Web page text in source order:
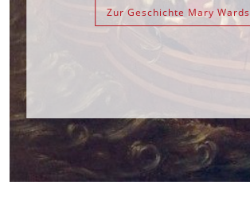
Zur Geschichte Mary Wards